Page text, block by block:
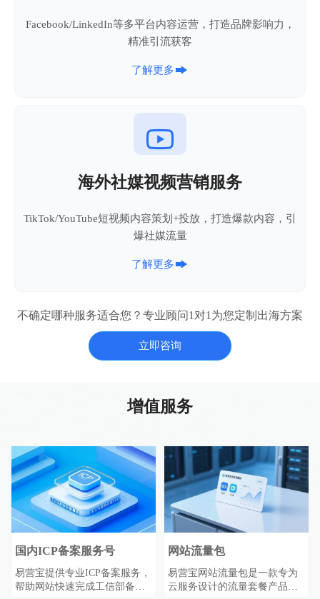
Facebook/LinkedIn等多平台内容运营，打造品牌影响力，
精准引流获客
了解更多

海外社媒视频营销服务
TikTok/YouTube短视频内容策划+投放，打造爆款内容，引
爆社媒流量
了解更多
不确定哪种服务适合您？专业顾问1对1为您定制出海方案
立即咨询
增值服务
国内ICP备案服务号
易营宝提供专业ICP备案服务，
帮助网站快速完成工信部备案
网站流量包
易营宝网站流量包是一款专为
云服务设计的流量套餐产品，